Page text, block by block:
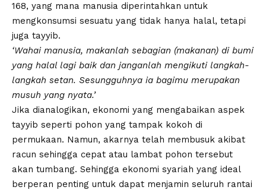
168, yang mana manusia diperintahkan untuk
mengkonsumsi sesuatu yang tidak hanya halal, tetapi
juga tayyib.
‘Wahai manusia, makanlah sebagian (makanan) di bumi
yang halal lagi baik dan janganlah mengikuti langkah-
langkah setan. Sesungguhnya ia bagimu merupakan
musuh yang nyata.’
Jika dianalogikan, ekonomi yang mengabaikan aspek
tayyib seperti pohon yang tampak kokoh di
permukaan. Namun, akarnya telah membusuk akibat
racun sehingga cepat atau lambat pohon tersebut
akan tumbang. Sehingga ekonomi syariah yang ideal
berperan penting untuk dapat menjamin seluruh rantai